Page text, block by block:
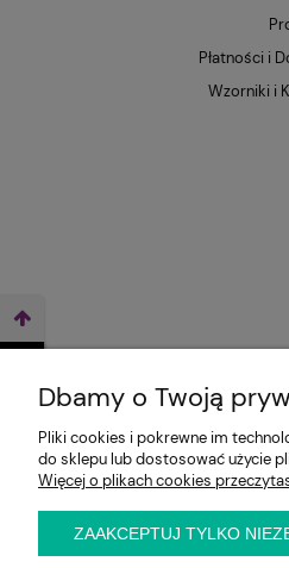
Płatności i
Wzorniki i
E-KRZESŁO Biuro handlowe
Dbamy o Twoją
Pliki cookies i pokrewne im
do sklepu lub dostosować użycie
Więcej o plikach cookies
ZAAKCEPTUJ TYLKO